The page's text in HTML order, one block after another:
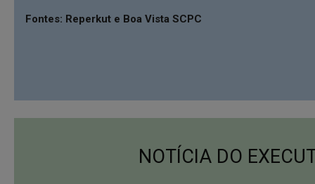
Fontes: Reperkut e Boa Vista SCPC
NOTÍCIA DO